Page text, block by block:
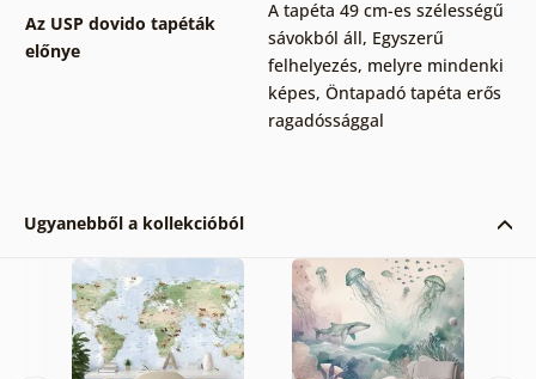
Az USP dovido tapéták
előnye
A tapéta 49 cm-es szélességű
sávokból áll, Egyszerű
felhelyezés, melyre mindenki
képes, Öntapadó tapéta erős
ragadóssággal
Ugyanebből a kollekcióból